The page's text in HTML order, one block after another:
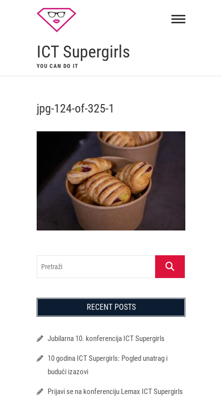
ICT Supergirls
YOU CAN DO IT
jpg-124-of-325-1
Pretraži
RECENT POSTS
Jubilarna 10. konferencija ICT Supergirls
10 godina ICT Supergirls: Pogled unatrag i
budući izazovi
Prijavi se na konferenciju Lemax ICT Supergirls